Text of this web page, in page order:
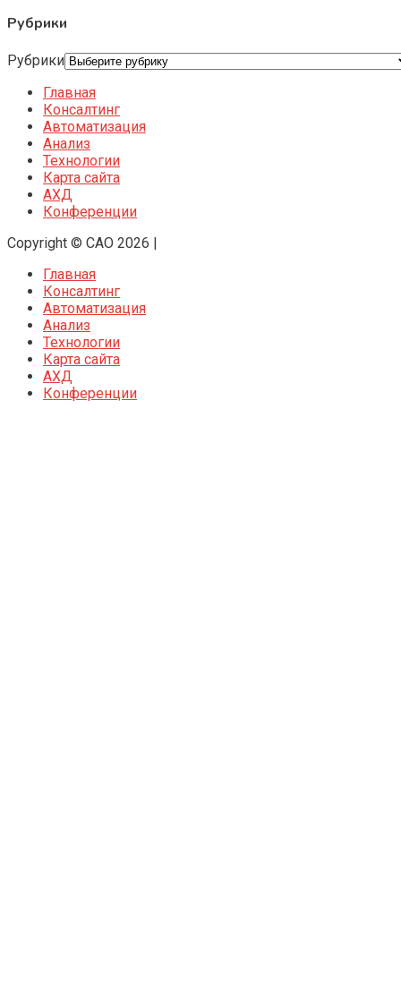
Рубрики
Рубрики
Главная
Консалтинг
Автоматизация
Анализ
Технологии
Карта сайта
АХД
Конференции
Copyright © CAO 2026
Главная
Консалтинг
Автоматизация
Анализ
Технологии
Карта сайта
АХД
Конференции